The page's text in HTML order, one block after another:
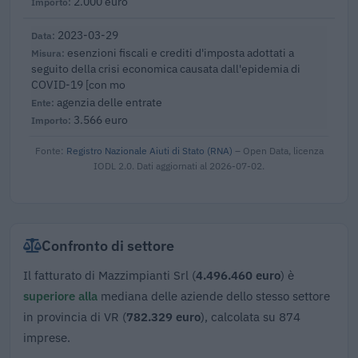
2023-03-29
esenzioni fiscali e crediti d'imposta adottati a
seguito della crisi economica causata dall'epidemia di
COVID-19 [con mo
agenzia delle entrate
3.566 euro
Fonte: Registro Nazionale Aiuti di Stato (RNA) – Open Data, licenza
IODL 2.0. Dati aggiornati al 2026-07-02.
Confronto di settore
Il fatturato di Mazzimpianti Srl (4.496.460 euro) è
superiore alla mediana delle aziende dello stesso settore
in provincia di VR (782.329 euro), calcolata su 874
imprese.